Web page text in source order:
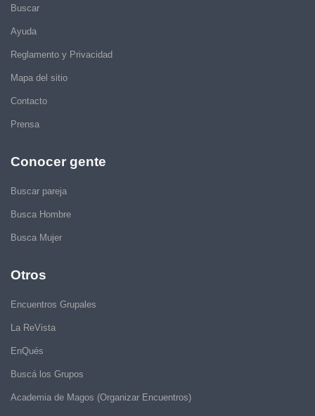
Buscar
Ayuda
Reglamento y Privacidad
Mapa del sitio
Contacto
Prensa
Conocer gente
Buscar pareja
Busca Hombre
Busca Mujer
Otros
Encuentros Grupales
La ReVista
EnQués
Buscá los Grupos
Academia de Magos (Organizar Encuentros)